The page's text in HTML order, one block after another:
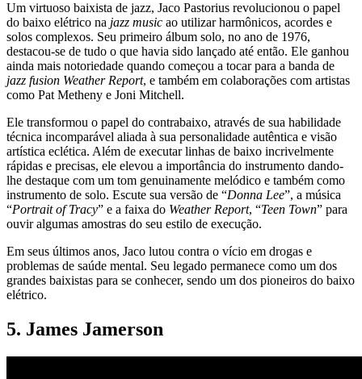
Um virtuoso baixista de jazz, Jaco Pastorius revolucionou o papel
do baixo elétrico na jazz music ao utilizar harmônicos, acordes e
solos complexos. Seu primeiro álbum solo, no ano de 1976,
destacou-se de tudo o que havia sido lançado até então. Ele ganhou
ainda mais notoriedade quando começou a tocar para a banda de
jazz fusion Weather Report, e também em colaborações com artistas
como Pat Metheny e Joni Mitchell.
Ele transformou o papel do contrabaixo, através de sua habilidade
técnica incomparável aliada à sua personalidade autêntica e visão
artística eclética. Além de executar linhas de baixo incrivelmente
rápidas e precisas, ele elevou a importância do instrumento dando-
lhe destaque com um tom genuinamente melódico e também como
instrumento de solo. Escute sua versão de “Donna Lee”, a música
“Portrait of Tracy” e a faixa do Weather Report, “Teen Town” para
ouvir algumas amostras do seu estilo de execução.
Em seus últimos anos, Jaco lutou contra o vício em drogas e
problemas de saúde mental. Seu legado permanece como um dos
grandes baixistas para se conhecer, sendo um dos pioneiros do baixo
elétrico.
5. James Jamerson